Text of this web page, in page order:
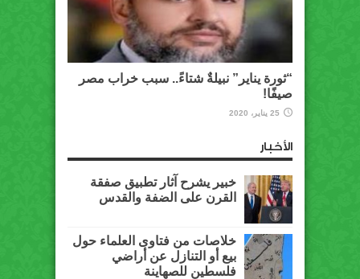
“ثورة يناير” نبيلةٌ شتاءً.. سبب خراب مصر
صيفًا!
25 يناير، 2020
الأخبار
خبير يشرح آثار تطبيق صفقة
القرن على الضفة والقدس
خلاصات من فتاوى العلماء حول
بيع أو التنازل عن أراضي
فلسطين للصهاينة